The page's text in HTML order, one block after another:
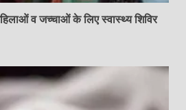
व जच्चाओं के लिए स्वास्थ्य शिविर